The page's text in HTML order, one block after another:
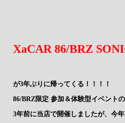
XaCAR 86/BRZ
が3年ぶりに帰ってくる！！！！
86/BRZ限定 参加＆体験型イベント
3年前に当店で開催しましたが、今